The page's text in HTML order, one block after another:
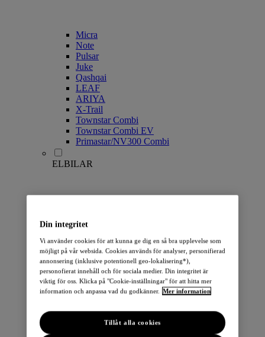
Micra
Note
Pulsar
Juke
Qashqai
LEAF
ARIYA
X-Trail
Townstar Combi
Townstar Combi EV
Primastar/NV300 Combi
ELBILAR
LEAF
ARIYA
Townstar Combi EV
Townstar Skåp EV
Din integritet
Vi använder cookies för att kunna ge dig en så bra upplevelse som
möjligt på vår websida. Cookies används för analyser, personifierad
annonsering (inklusive potentionell geo-lokalisering*),
personofierat innehåll och för sociala medier. Din integritet är
viktig för oss. Klicka på "Cookie-inställningar" för att hitta mer
information och anpassa vad du godkänner. Mer information
Tillåt alla cookies